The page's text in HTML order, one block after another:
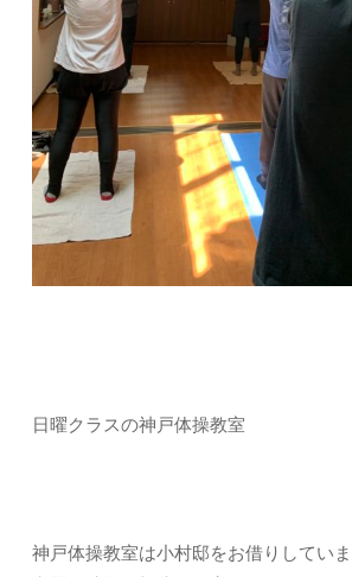
日曜クラスの神戸体操教室
神戸体操教室は小村邸をお借りしてい